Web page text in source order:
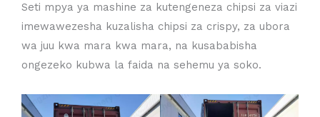
Seti mpya ya mashine za kutengeneza chipsi za viazi
imewawezesha kuzalisha chipsi za crispy, za ubora
wa juu kwa mara kwa mara, na kusababisha
ongezeko kubwa la faida na sehemu ya soko.